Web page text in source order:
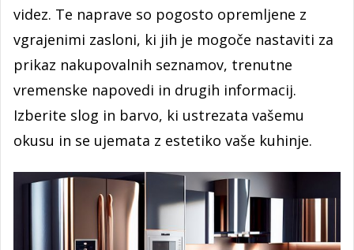
videz. Te naprave so pogosto opremljene z
vgrajenimi zasloni, ki jih je mogoče nastaviti za
prikaz nakupovalnih seznamov, trenutne
vremenske napovedi in drugih informacij.
Izberite slog in barvo, ki ustrezata vašemu
okusu in se ujemata z estetiko vaše kuhinje.